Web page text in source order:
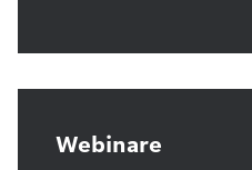
Webinare